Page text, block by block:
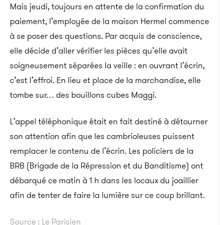
Mais jeudi, toujours en attente de la confirmation du
paiement, l’employée de la maison Hermel commence
à se poser des questions. Par acquis de conscience,
elle décide d’aller vérifier les pièces qu’elle avait
soigneusement séparées la veille : en ouvrant l’écrin,
c’est l’effroi. En lieu et place de la marchandise, elle
tombe sur… des bouillons cubes Maggi.
L’appel téléphonique était en fait destiné à détourner
son attention afin que les cambrioleuses puissent
remplacer le contenu de l’écrin. Les policiers de la
BRB (Brigade de la Répression et du Banditisme) ont
débarqué ce matin à 1 h dans les locaux du joaillier
afin de tenter de faire la lumière sur ce coup brillant.
Source : Le Parisien